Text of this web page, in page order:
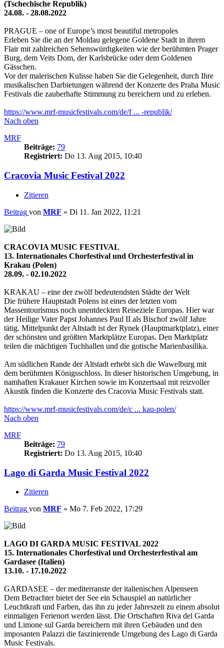
(Tschechische Republik)
24.08. - 28.08.2022
PRAGUE – one of Europe’s most beautiful metropoles
Erleben Sie die an der Moldau gelegene Goldene Stadt in ihrem
Flair mit zahlreichen Sehenswürdigkeiten wie der berühmten Prager
Burg, dem Veits Dom, der Karlsbrücke oder dem Goldenen
Gässchen.
Vor der malerischen Kulisse haben Sie die Gelegenheit, durch Ihre
musikalischen Darbietungen während der Konzerte des Praha Music
Festivals die zauberhafte Stimmung zu bereichern und zu erleben.
https://www.mrf-musicfestivals.com/de/f ... -republik/
Nach oben
MRF
Beiträge: 79
Registriert: Do 13. Aug 2015, 10:40
Cracovia Music Festival 2022
Zitieren
Beitrag von MRF » Di 11. Jan 2022, 11:21
CRACOVIA MUSIC FESTIVAL
13. Internationales Chorfestival und Orchesterfestival in
Krakau (Polen)
28.09. - 02.10.2022
KRAKAU – eine der zwölf bedeutendsten Städte der Welt
Die frühere Hauptstadt Polens ist eines der letzten vom
Massentourismus noch unentdeckten Reiseziele Europas. Hier war
der Heilige Vater Papst Johannes Paul II als Bischof zwölf Jahre
tätig. Mittelpunkt der Altstadt ist der Rynek (Hauptmarktplatz), einer
der schönsten und größten Marktplätze Europas. Den Marktplatz
teilen die mächtigen Tuchhallen und die gotische Marienbasilika.
Am südlichen Rande der Altstadt erhebt sich die Wawelburg mit
dem berühmten Königsschloss. In dieser historischen Umgebung, in
namhaften Krakauer Kirchen sowie im Konzertsaal mit reizvoller
Akustik finden die Konzerte des Cracovia Music Festivals statt.
https://www.mrf-musicfestivals.com/de/c ... kau-polen/
Nach oben
MRF
Beiträge: 79
Registriert: Do 13. Aug 2015, 10:40
Lago di Garda Music Festival 2022
Zitieren
Beitrag von MRF » Mo 7. Feb 2022, 17:29
LAGO DI GARDA MUSIC FESTIVAL 2022
15. Internationales Chorfestival und Orchesterfestival am
Gardasee (Italien)
13.10. - 17.10.2022
GARDASEE – der mediterranste der italienischen Alpenseen
Dem Betrachter bietet der See ein Schauspiel an natürlicher
Leuchtkraft und Farben, das ihn zu jeder Jahreszeit zu einem absolut
einmaligen Ferienort werden lässt. Die Ortschaften Riva del Garda
und Limone sul Garda bereichern mit ihren Gebäuden und den
imposanten Palazzi die faszinierende Umgebung des Lago di Garda
Music Festivals.